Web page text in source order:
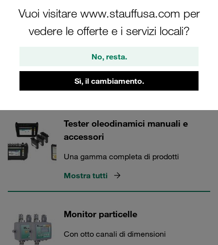
Vuoi visitare www.stauffusa.com per
vedere le offerte e i servizi locali?
No, resta.
Sì, il cambiamento.
Mostra tutti
Tester oleodinamici manuali e
accessori
Una gamma completa di prodotti
Mostra tutti
Monitor particelle
Con otto canali di dimensioni